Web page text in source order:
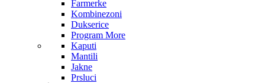
Farmerke
Kombinezoni
Dukserice
Program More
Kaputi
Mantili
Jakne
Prsluci